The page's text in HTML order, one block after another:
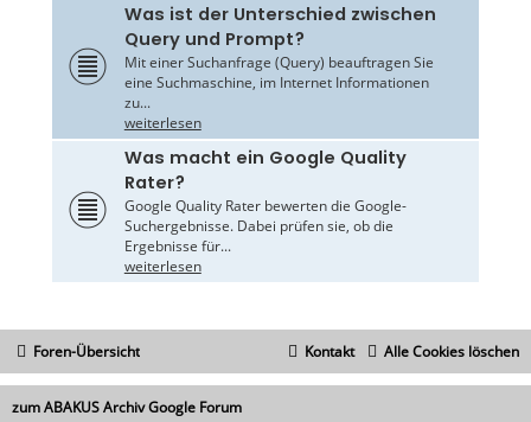
Was ist der Unterschied zwischen
Query und Prompt?
Mit einer Suchanfrage (Query) beauftragen Sie
eine Suchmaschine, im Internet Informationen
zu...
weiterlesen
Was macht ein Google Quality
Rater?
Google Quality Rater bewerten die Google-
Suchergebnisse. Dabei prüfen sie, ob die
Ergebnisse für...
weiterlesen
Foren-Übersicht Alle Cookies löschen
Kontakt
zum ABAKUS Archiv Google Forum